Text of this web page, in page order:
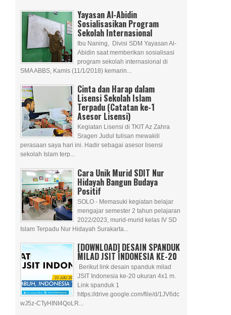
Yayasan Al-Abidin
Sosialisasikan Program
Sekolah Internasional
Ibu Naning, Divisi SDM Yayasan Al-
Abidin saat memberikan sosialisasi
program sekolah internasional di
SMA ABBS, Kamis (11/1/2018) kemarin...
Cinta dan Harap dalam
Lisensi Sekolah Islam
Terpadu (Catatan ke-1
Asesor Lisensi)
Kegiatan Lisensi di TKIT Az Zahra
Sragen Judul tulisan mewakili
perasaan saya hari ini. Hadir sebagai asesor lisensi
sekolah Islam terp...
Cara Unik Murid SDIT Nur
Hidayah Bangun Budaya
Positif
SOLO - Memasuki kegiatan belajar
mengajar semester 2 tahun pelajaran
2022/2023, murid-murid kelas IV SD
Islam Terpadu Nur Hidayah Surakarta...
[DOWNLOAD] DESAIN SPANDUK
MILAD JSIT INDONESIA KE-20
Berikut link desain spanduk milad
JSIT Indonesia ke-20 ukuran 4x1 m.
Link spanduk 1
https://drive.google.com/file/d/1JV6dc
wJ5z-CTyHINt4QoLR...